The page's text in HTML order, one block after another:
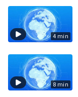
4 min
8 min